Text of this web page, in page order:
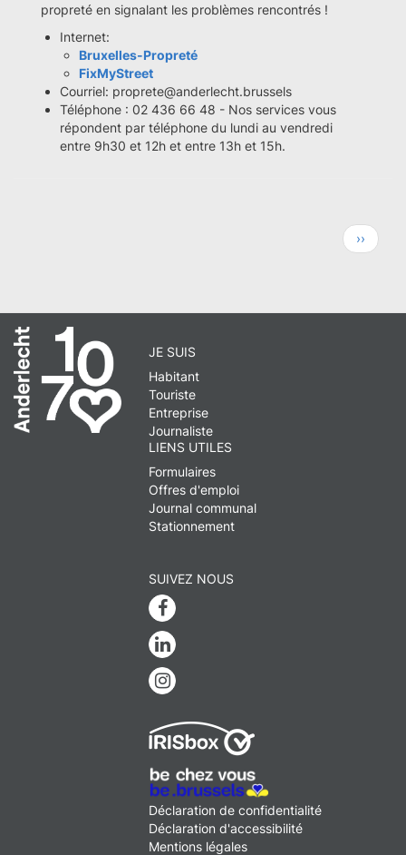
propreté en signalant les problèmes rencontrés !
Internet:
Bruxelles-Propreté
FixMyStreet
Courriel: proprete@anderlecht.brussels
Téléphone : 02 436 66 48 - Nos services vous
répondent par téléphone du lundi au vendredi
entre 9h30 et 12h et entre 13h et 15h.
Page
suivante
››
JE SUIS
Habitant
Touriste
Entreprise
Journaliste
LIENS UTILES
Formulaires
Offres d'emploi
Journal communal
Stationnement
SUIVEZ NOUS
Facebook
Linkedin
Instagram
MENU
FOOTER
LEGAL
Déclaration de confidentialité
Déclaration d'accessibilité
Mentions légales